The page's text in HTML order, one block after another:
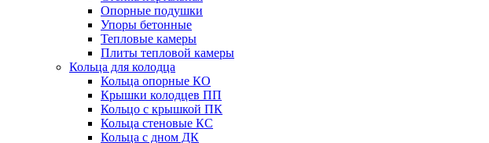
Опорные подушки
Упоры бетонные
Тепловые камеры
Плиты тепловой камеры
Кольца для колодца
Кольца опорные КО
Крышки колодцев ПП
Кольцо с крышкой ПК
Кольца стеновые КС
Кольца с дном ДК